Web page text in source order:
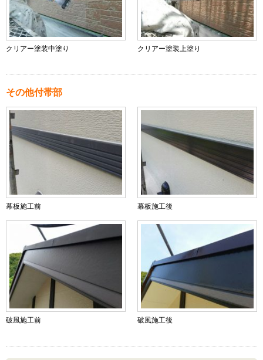
クリアー塗装中塗り クリアー塗装上塗り
その他付帯部
幕板施工前 幕板施工後
破風施工前 破風施工後